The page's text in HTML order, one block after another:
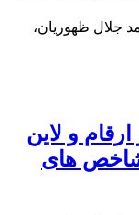
جلال ظهوریان،
و لاین
شاخص های